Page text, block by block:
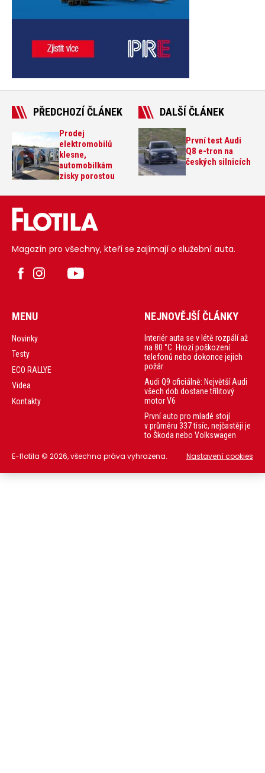
PŘEDCHOZÍ ČLÁNEK
Prodej
elektromobilů
klesne,
automobilkám
zisky porostou
DALŠÍ ČLÁNEK
První test Audi
Q8 e-tron na
českých silnicích
Magazín pro všechny, kteří se zajímají o služební auta.
MENU
Novinky
Testy
ECO RALLYE
Videa
Kontakty
NEJNOVĚJŠÍ ČLÁNKY
Interiér auta se v létě rozpálí až
na 80 °C. Hrozí poškození
telefonů nebo dokonce jejich
požár
Audi Q9 oficiálně: Největší Audi
všech dob dostane třílitový
motor V6
První auto pro mladé stojí
v průměru 337 tisíc, nejčastěji je
to Škoda nebo Volkswagen
E-flotila © 2026, všechna práva vyhrazena. Nastavení cookies